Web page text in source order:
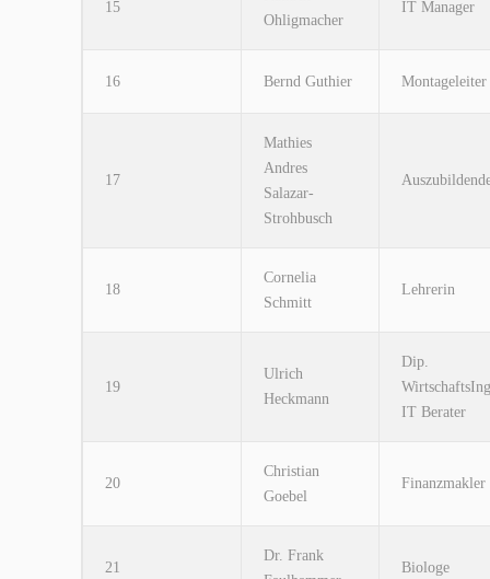
15
Ohligmacher
IT Manager
16 Bernd Guthier Montageleiter
17
Mathies
Andres
Salazar-
Strohbusch
18
Cornelia
Schmitt
Lehrerin
19
Ulrich
Heckmann
Dip.
IT Berater
20
Christian
Goebel
Finanzmakler
21
Dr. Frank
Biologe